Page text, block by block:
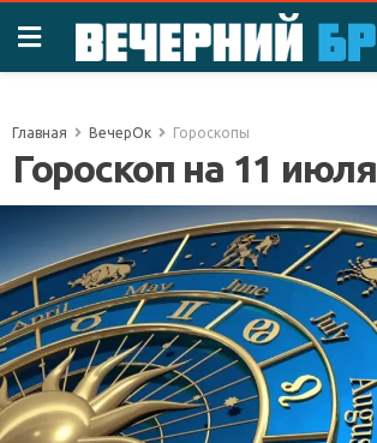
Главная ВечерОк Гороскопы
Гороскоп на 11 июля